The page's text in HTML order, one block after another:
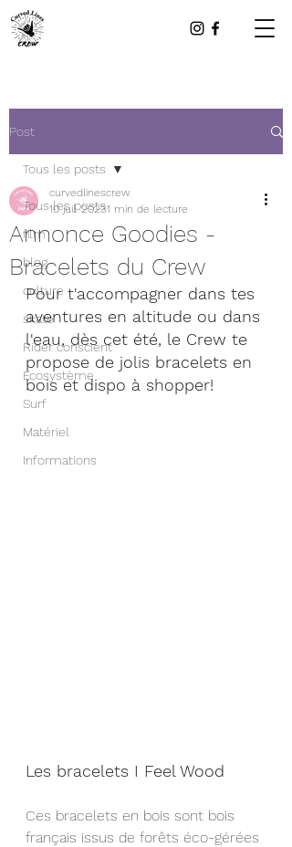
Post
Tous les posts
film
blog
culture
skate
Rider conscient
Ecosystème
Surf
Matériel
Informations
Tous les posts
Annonce Goodies -
Bracelets du Crew
curvedlinescrew
10 juil. 20231 min de lecture
Pour t'accompagner dans tes
aventures en altitude ou dans
l'eau, dès cet été, le Crew te
propose de jolis bracelets en
bois et dispo à shopper!
Les bracelets I Feel Wood
Ces bracelets en bois sont bois
français issus de forêts éco-gérées